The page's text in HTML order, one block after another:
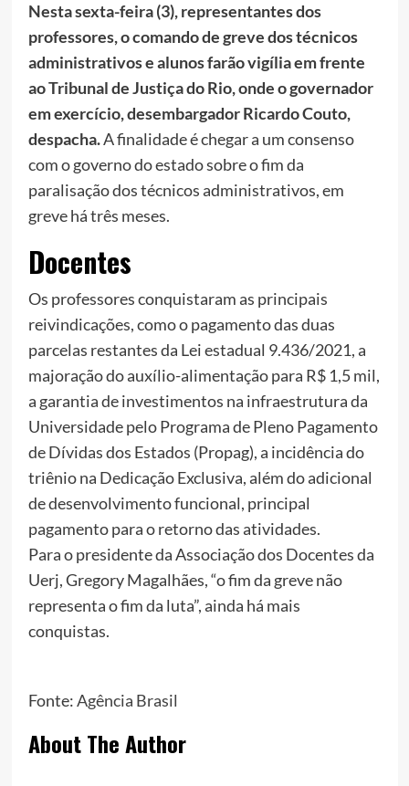
Nesta sexta-feira (3), representantes dos
professores, o comando de greve dos técnicos
administrativos e alunos farão vigília em frente
ao Tribunal de Justiça do Rio, onde o governador
em exercício, desembargador Ricardo Couto,
despacha.A finalidade é chegar a um consenso
com o governo do estado sobre o fim da
paralisação dos técnicos administrativos, em
greve há três meses.
Docentes
Os professores conquistaram as principais
reivindicações, como o pagamento das duas
parcelas restantes da Lei estadual 9.436/2021, a
majoração do auxílio-alimentação para R$ 1,5 mil,
a garantia de investimentos na infraestrutura da
Universidade pelo Programa de Pleno Pagamento
de Dívidas dos Estados (Propag), a incidência do
triênio na Dedicação Exclusiva, além do adicional
de desenvolvimento funcional, principal
pagamento para o retorno das atividades.
Para o presidente da Associação dos Docentes da
Uerj, Gregory Magalhães, “o fim da greve não
representa o fim da luta”, ainda há mais
conquistas.
Fonte:Agência Brasil
About The Author